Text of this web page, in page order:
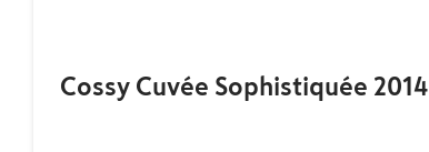
Cossy Cuvée Sophistiquée 2014